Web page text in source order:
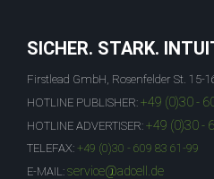
SICHER. STARK.
Firstlead GmbH, Rosenfelder St. 15-
HOTLINE PUBLISHER: +49 (0)30 -
HOTLINE ADVERTISER: +49 (0)30 -
TELEFAX: +49 (0)30 - 609 83 61-99
E-MAIL: service@adcell.de